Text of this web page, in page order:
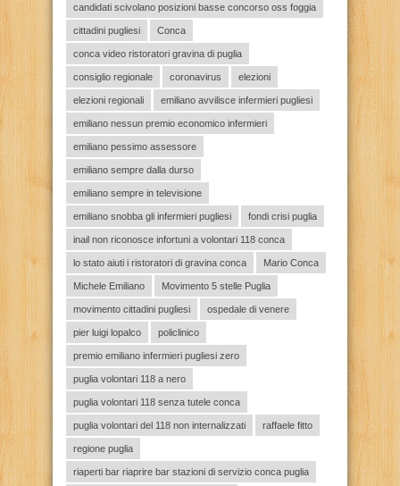
candidati scivolano posizioni basse concorso oss foggia
cittadini pugliesi Conca
conca video ristoratori gravina di puglia
consiglio regionale coronavirus elezioni
elezioni regionali emiliano avvilisce infermieri pugliesi
emiliano nessun premio economico infermieri
emiliano pessimo assessore
emiliano sempre dalla durso
emiliano sempre in televisione
emiliano snobba gli infermieri pugliesi fondi crisi puglia
inail non riconosce infortuni a volontari 118 conca
lo stato aiuti i ristoratori di gravina conca Mario Conca
Michele Emiliano Movimento 5 stelle Puglia
movimento cittadini pugliesi ospedale di venere
pier luigi lopalco policlinico
premio emiliano infermieri pugliesi zero
puglia volontari 118 a nero
puglia volontari 118 senza tutele conca
puglia volontari del 118 non internalizzati raffaele fitto
regione puglia
riaperti bar riaprire bar stazioni di servizio conca puglia